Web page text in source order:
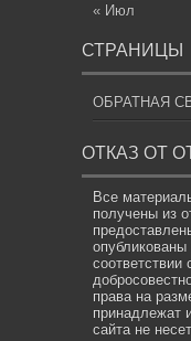
« Июл
СТРАНИЦЫ
ОБРАТНАЯ
ОТКАЗ ОТ
Все
получены из
права на
принадлежат
сайта не